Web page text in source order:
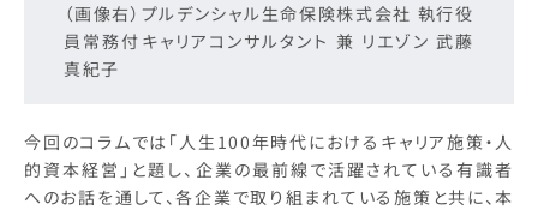
（画像右）プルデンシャル生命保険株式会社 執行役
員常務付キャリアコンサルタント 兼 リエゾン 武藤
真紀子
今回のコラムでは「人生100年時代におけるキャリア施策・人
的資本経営」と題し、企業の最前線で活躍されている有識者
へのお話を通して、各企業で取り組まれている施策と共に、本